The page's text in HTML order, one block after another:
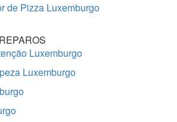
de Pizza Luxemburgo
Luxemburgo
Luxemburgo